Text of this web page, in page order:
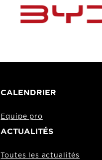
CALENDRIER
Equipe pro
ACTUALITÉS
Toutes les actualités